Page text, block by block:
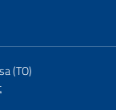
(TO)